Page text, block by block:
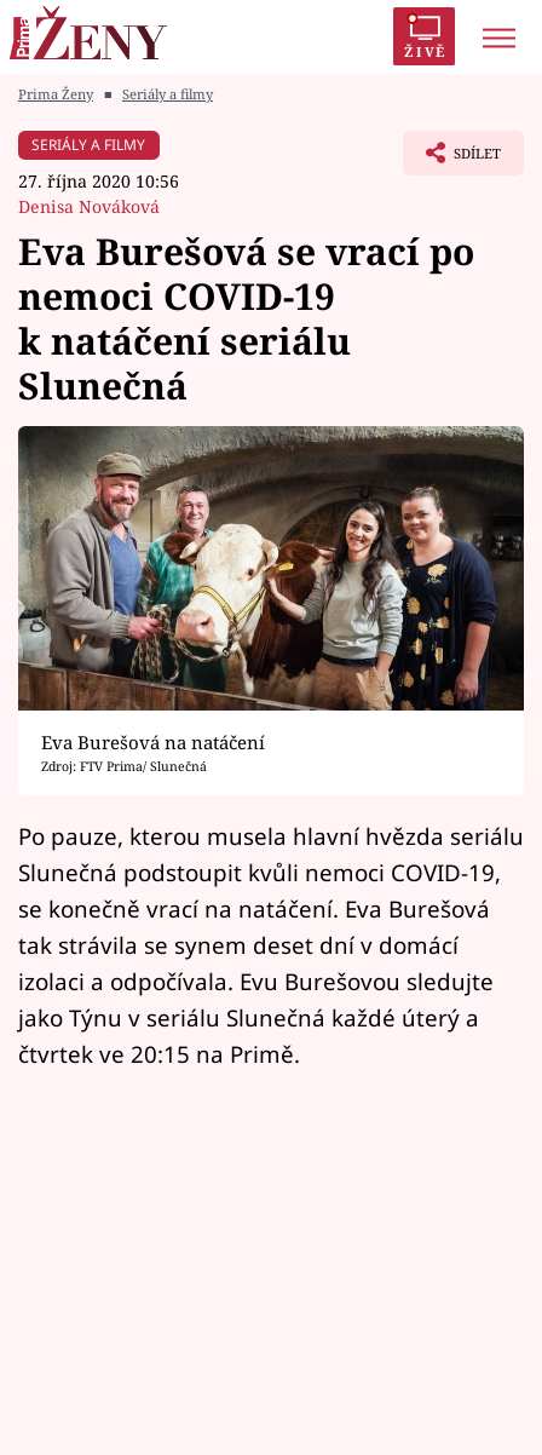
ŽIVĚ
Módní alarm
Témata
Celebrity
Vztahy
Seriály
Horoskopy
Sledujte prima+
Filmový festival Karlovy Vary
Přihlášení
Sledujte nás
Prima Ženy ■ Seriály a filmy
SERIÁLY A FILMY
27. října 2020 10:56
Denisa Nováková
SDÍLET
Eva Burešová se vrací po
nemoci COVID-19
k natáčení seriálu
Slunečná
Eva Burešová na natáčení
Zdroj: FTV Prima/ Slunečná
Po pauze, kterou musela hlavní hvězda seriálu
Slunečná podstoupit kvůli nemoci COVID-19,
se konečně vrací na natáčení. Eva Burešová
tak strávila se synem deset dní v domácí
izolaci a odpočívala. Evu Burešovou sledujte
jako Týnu v seriálu Slunečná každé úterý a
čtvrtek ve 20:15 na Primě.